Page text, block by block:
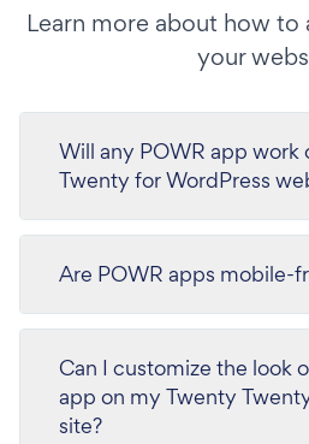
Learn more about how to
your
Will any POWR app work
Twenty for WordPress
Are POWR apps mobile-
Can I customize the look
app on my Twenty
site?